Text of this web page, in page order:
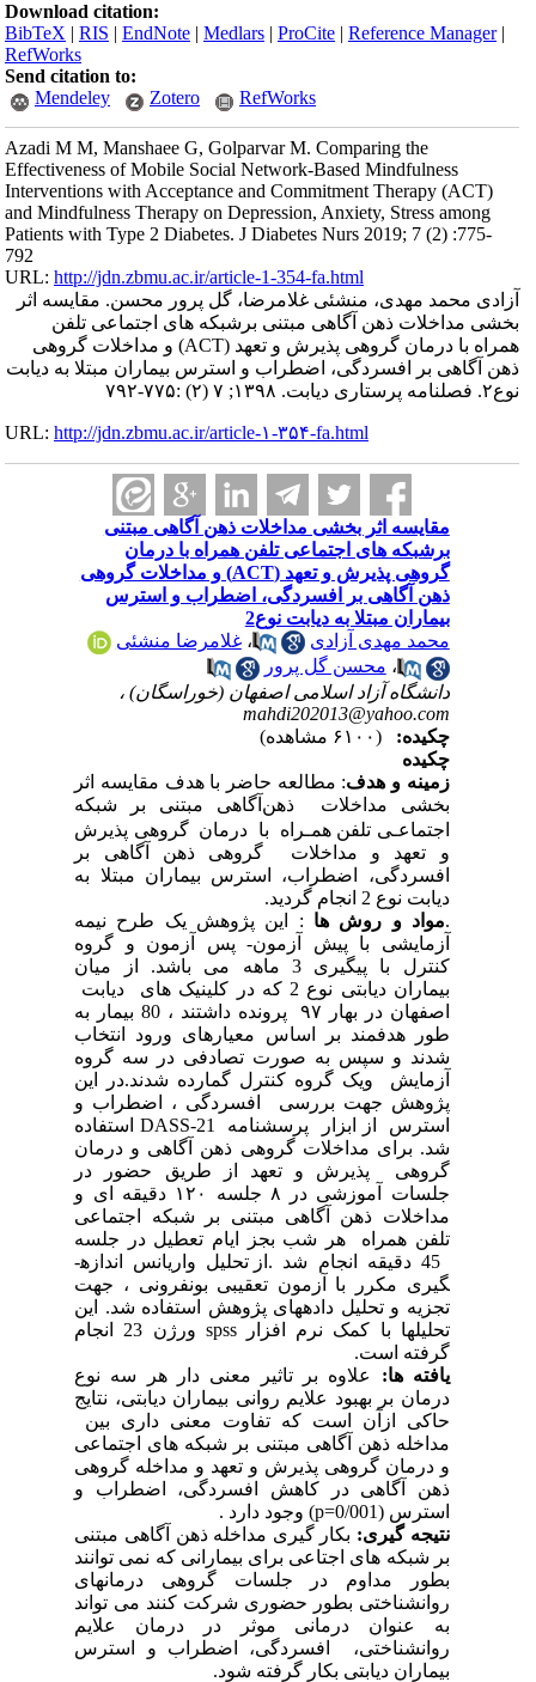
Download citation:
BibTeX |RIS |EndNote |Medlars |ProCite |Reference Manager
RefWorks
Send citation to:
Mendeley
Zotero RefWorks
Azadi M M, Manshaee G, Golparvar M. Comparing the
Effectiveness of Mobile Social Network-Based Mindfulness
Interventions with Acceptance and Commitment Therapy (ACT)
and Mindfulness Therapy on Depression, Anxiety, Stress among
Patients with Type 2 Diabetes. J Diabetes Nurs 2019; 7 (2) :775-
792
URL:http://jdn.zbmu.ac.ir/article-1-354-fa.html
آزادی محمد مهدی، منشئی غلامرضا، گل پرور محسن. مقایسه اثر
بخشی مداخلات ذهن آگاهی مبتنی برشبکه های اجتماعی تلفن
همراه با درمان گروهی پذیرش و تعهد (ACT) و مداخلات گروهی
ذهن آگاهی بر افسردگی، اضطراب و استرس بیماران مبتلا به دیابت
نوع۲. فصلنامه پرستاری دیابت. ۱۳۹۸; ۷ (۲) :۷۷۵-۷۹۲
URL:http://jdn.zbmu.ac.ir/article-۱-۳۵۴-fa.html
مقایسه اثر بخشی مداخلات ذهن آگاهی مبتنی
برشبکه های اجتماعی تلفن همراه با درمان
گروهی پذیرش و تعهد (ACT) و مداخلات گروهی
ذهن آگاهی بر افسردگی، اضطراب و استرس
بیماران مبتلا به دیابت نوع2
محمد مهدی آزادی
،غلامرضا منشئی
،محسن گل پرور
دانشگاه آزاد اسلامی اصفهان (خوراسگان) ،
mahdi202013@yahoo.com
چکیده:
چکیده
زمینه و هدف:مطالعه حاضر با هدف مقایسه اثر
بخشی مداخلات ذهنآگاهی مبتنی بر شبکه
اجتماعـی تلفن همـراهبا درمان گروهی پذیرش
و تعهد و مداخلات گروهی ذهن آگاهی بر
افسردگی، اضطراب، استرس بیماران مبتلا به
دیابت نوع 2
انجام گردید.
مواد و روش ها: این پژوهش یک طرح نیمه
آزمایشی با پیش آزمون- پس آزمون و گروه
کنترل با پیگیری 3 ماهه می باشد. از میان
بیماران دیابتی نوع 2 که در کلینیک های دیابت
اصفهان در بهار ۹۷ پرونده داشتند ، 80 بیمار به
طور هدفمند بر اساس معیارهای ورود انتخاب
شدند و سپس به صورت تصادفی در سه گروه
آزمایش ویک گروه کنترل گمارده شدند.در این
پژوهش جهت بررسی افسردگی ، اضطراب و
استرس از ابزار پرسشنامهDASS-21استفاده
شد. برای مداخلات گروهی ذهن آگاهی و درمان
گروهی پذیرش و تعهد از طریق حضور در
جلسات آموزشی در ۸ جلسه ۱۲۰ دقیقه ای و
مداخلات ذهن آگاهی مبتنی بر شبکه اجتماعی
تلفن همراه هر شب بجز ایام تعطیل در جلسه
از تحلیل واریانس اندازه­
گیری مکرر با آزمون تعقیبی بونفرونی ، جهت
تجزیه و تحلیل داده­های پژوهش استفاده شد. این
تحلیل­ها با کمک نرم افزار spssورژن 23
انجام
گرفته است.
یافته ها:علاوه بر تاثیر معنی دار هر سه نوع
درمان بر بهبودعلایم روانی بیماران دیابتی، نتایج
حاکی ازآن است که تفاوت معنی داری بین
مداخله ذهن آگاهی مبتنی بر شبکه های اجتماعی
و درمان گروهی پذیرش و تعهد و مداخله گروهی
ذهن آگاهی در
کاهش افسردگی، اضطرابو
استرس(
0/001=
p) وجود دارد .
نتیجه گیری:بکار گیری مداخله ذهن آگاهی مبتنی
بر شبکه های اجتاعی برای بیمارانی که نمی توانند
بطور مداوم در جلسات گروهی درمانهای
روانشناختی بطور حضوری شرکت کنند می تواند
به عنوان درمانی موثر در درمان علایم
روانشناختی، افسردگی، اضطراب و استرس
بیماران دیابتی بکار گرفته شود.